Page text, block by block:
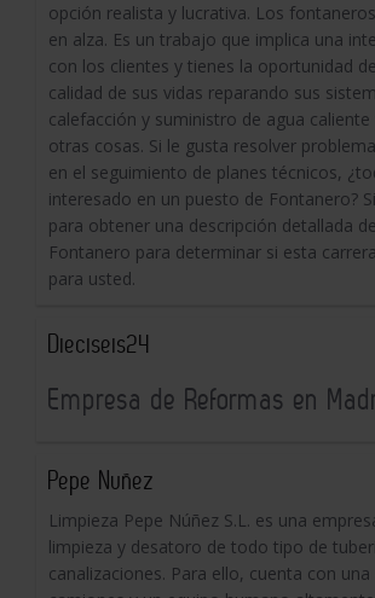
opción realista y lucrativa. Los
en alza. Es un trabajo que implica una
con los clientes y tienes la oportunidad
calidad de sus vidas reparando sus
calefacción y suministro de agua
otras cosas. Si le gusta resolver
en el seguimiento de planes técnicos,
interesado en un puesto de Fontanero?
para obtener una descripción detallada
Fontanero para determinar si esta
para usted.
Dieciseis24
Empresa de Reformas en
Pepe Nuñez
Limpieza Pepe Núñez S.L. es una
limpieza y desatoro de todo tipo de
canalizaciones. Para ello, cuenta con